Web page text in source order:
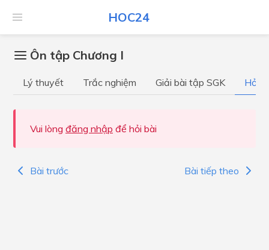
HOC24
Ôn tập Chương I
Lý thuyết Trắc nghiệm Giải bài tập SGK Hỏi
Vui lòng đăng nhập để hỏi bài
Bài trước Bài tiếp theo